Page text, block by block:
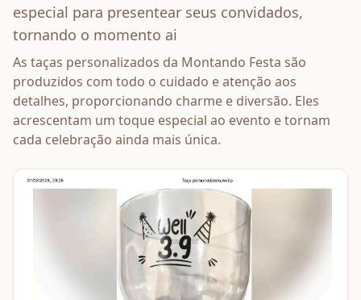
especial para presentear seus convidados,
tornando o momento ai
As taças personalizados da Montando Festa são
produzidos com todo o cuidado e atenção aos
detalhes, proporcionando charme e diversão. Eles
acrescentam um toque especial ao evento e tornam
cada celebração ainda mais única.